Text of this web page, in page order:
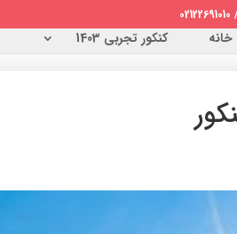
خانه کنکور تجربی 1403